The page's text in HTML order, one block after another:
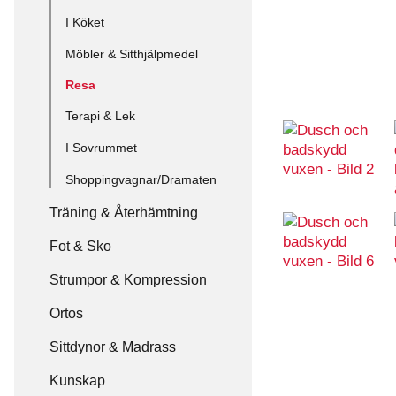
I Köket
Möbler & Sitthjälpmedel
Resa
Terapi & Lek
I Sovrummet
Shoppingvagnar/Dramaten
Träning & Återhämtning
Fot & Sko
Strumpor & Kompression
Ortos
Sittdynor & Madrass
Kunskap